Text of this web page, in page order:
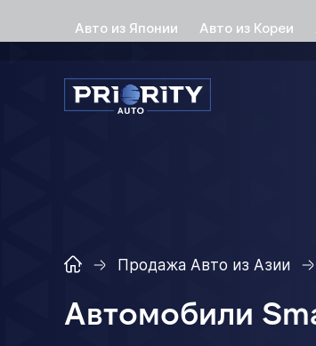
Авто из Японии Авто из Кореи
Продажа Авто из Азии
Автомобили